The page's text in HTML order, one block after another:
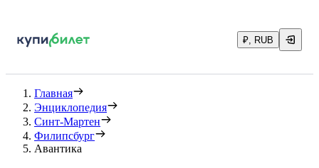
₽, RUB
Главная
Энциклопедия
Синт-Мартен
Филипсбург
Авантика